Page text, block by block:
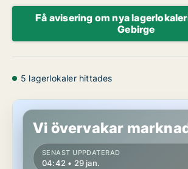
Få avisering om nya
Gebirge
5 lagerlokaler hittades
Lager i Brunn am Gebirge, Niederösterreich
Vi övervakar
SENAST UPPDATERAD
04:42 • 29 jan.